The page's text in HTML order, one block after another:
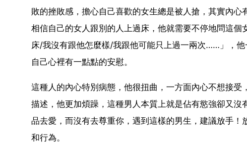
敗的挫敗感，擔心自己喜歡的女生總是被人搶，其實內
相信自己的女人跟別的人上過床，他就需要不停地問這
床/我沒有跟他怎麼樣/我跟他可能只上過一兩次……」，
自己心裡有一點點的安慰。
這種人的內心特別病態，他很扭曲，一方面內心不想接
描述，他更加煩躁，這種男人本質上就是佔有慾強卻又
品去愛，而沒有去尊重你，遇到這樣的男生，建議放手
和行為。